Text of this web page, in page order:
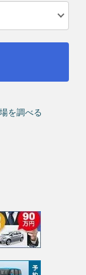
を調べる